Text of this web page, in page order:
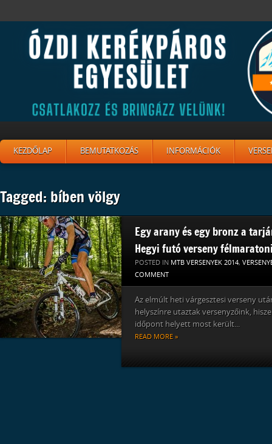
KEZDŐLAP BEMUTATKOZÁS INFORMÁCIÓK
Tagged: bíben völgy
Egy arany és egy bronz a
Hegyi futó verseny
POSTED IN MTB VERSENYEK 2014,
COMMENT
Az elmúlt heti várgesztesi verseny
helyszínre utaztak versenyzőink,
időpont helyett most került...
READ MORE »